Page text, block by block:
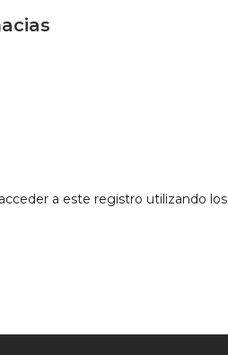
a este registro utilizando los